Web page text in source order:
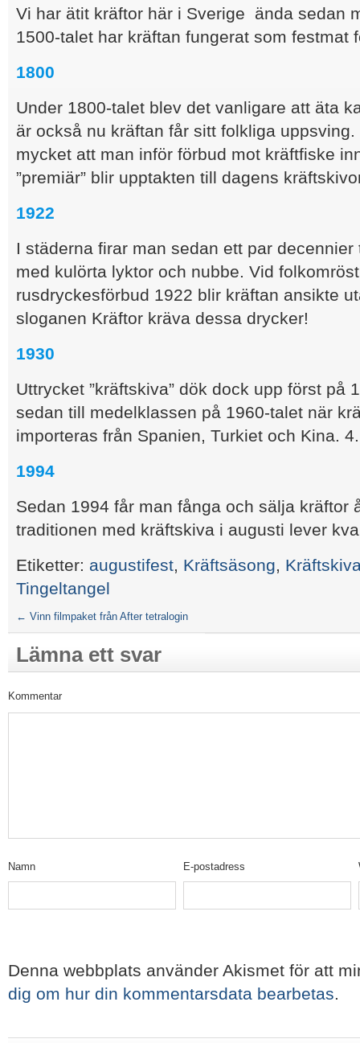
Vi har ätit kräftor här i Sverige ända sedan
1500-talet har kräftan fungerat som festmat
1800
Under 1800-talet blev det vanligare att äta
är också nu kräftan får sitt folkliga
mycket att man inför förbud mot kräftfiske
”premiär” blir upptakten till dagens
1922
I städerna firar man sedan ett par
med kulörta lyktor och nubbe. Vid
rusdryckesförbud 1922 blir kräftan ansikte
sloganen Kräftor kräva dessa drycker!
1930
Uttrycket ”kräftskiva” dök dock upp först på
sedan till medelklassen på 1960-talet när
importeras från Spanien, Turkiet och Kina. 4.
1994
Sedan 1994 får man fånga och sälja kräftor
traditionen med kräftskiva i augusti lever
Etiketter: augustifest, Kräftsäsong,
Tingeltangel
← Vinn filmpaket från After tetralogin
Lämna ett svar
Kommentar
Namn E-postadress
Denna webbplats använder Akismet för att
dig om hur din kommentarsdata bearbetas.